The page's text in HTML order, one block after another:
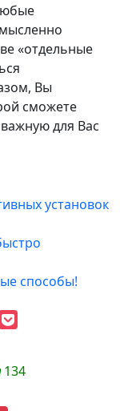
«отдельные
Вы
сможете
для Вас
установок
способы!
134